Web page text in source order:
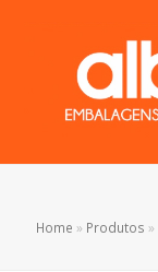
Home » Produtos »